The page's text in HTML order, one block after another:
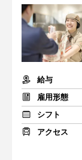
給与
雇用形態
シフト
アクセス